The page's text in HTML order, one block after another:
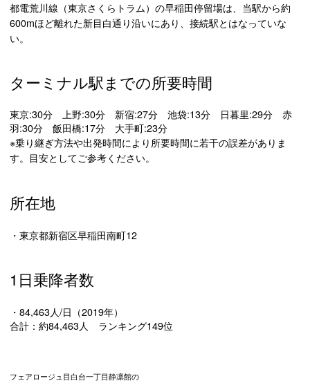
都電荒川線（東京さくらトラム）の早稲田停留場は、当駅から約
600mほど離れた新目白通り沿いにあり、接続駅とはなっていな
い。
ターミナル駅までの所要時間
東京:30分 上野:30分 新宿:27分 池袋:13分 日暮里:29分 赤
羽:30分 飯田橋:17分 大手町:23分
※乗り継ぎ方法や出発時間により所要時間に若干の誤差がありま
す。目安としてご参考ください。
所在地
・東京都新宿区早稲田南町12
1日乗降者数
・84,463人/日（2019年）
合計：約84,463人 ランキング149位
フェアロージュ目白台一丁目静凛館の